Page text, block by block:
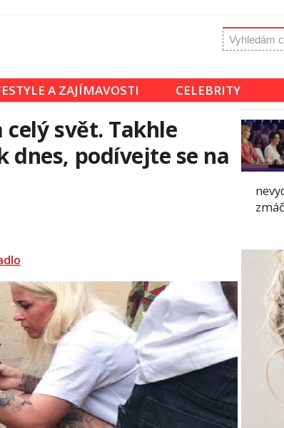
A ZAJÍMAVOSTI CELEBRITY
svět. Takhle
dnes, podívejte se na